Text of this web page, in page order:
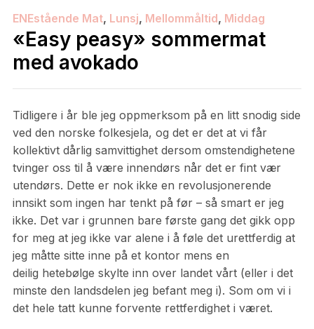
ENEstående Mat, Lunsj, Mellommåltid, Middag
«Easy peasy» sommermat
med avokado
Tidligere i år ble jeg oppmerksom på en litt snodig side
ved den norske folkesjela, og det er det at vi får
kollektivt dårlig samvittighet dersom omstendighetene
tvinger oss til å være innendørs når det er fint vær
utendørs. Dette er nok ikke en revolusjonerende
innsikt som ingen har tenkt på før – så smart er jeg
ikke. Det var i grunnen bare første gang det gikk opp
for meg at jeg ikke var alene i å føle det urettferdig at
jeg måtte sitte inne på et kontor mens en
deilig hetebølge skylte inn over landet vårt (eller i det
minste den landsdelen jeg befant meg i). Som om vi i
det hele tatt kunne forvente rettferdighet i været.